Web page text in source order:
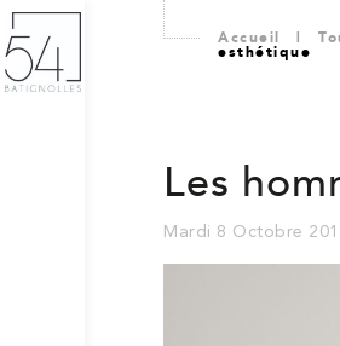
Accueil
esthétique
Les
Mardi 8 Octobre